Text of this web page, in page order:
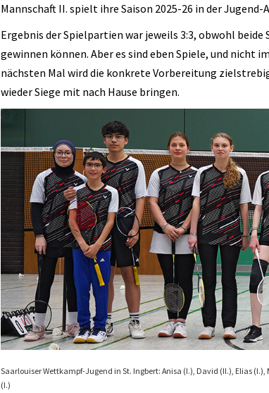
Mannschaft II. spielt ihre Saison 2025-26 in der Jugend-
Ergebnis der Spielpartien war jeweils 3:3, obwohl
gewinnen können. Aber es sind eben Spiele, und nicht
nächsten Mal wird die konkrete Vorbereitung
wieder Siege mit nach Hause bringen.
Saarlouiser Wettkampf-Jugend in St. Ingbert: Anisa (I.), David (II.), Elias
(I.)